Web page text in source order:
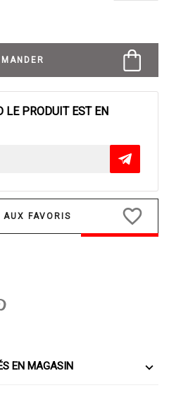
LE PRODUIT EST EN
favorite_border
EN MAGASIN